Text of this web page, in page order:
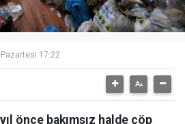
17:22
önce bakımsız halde çöp